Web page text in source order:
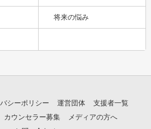
将来の悩み
シーポリシー 運営団体
支援者一覧
カウンセラー募集
メディアの方へ